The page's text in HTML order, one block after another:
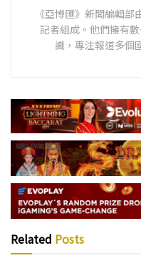
《亞博匯》新聞編輯
記者組成。他們擁有
識，專注報道多個
Related Posts